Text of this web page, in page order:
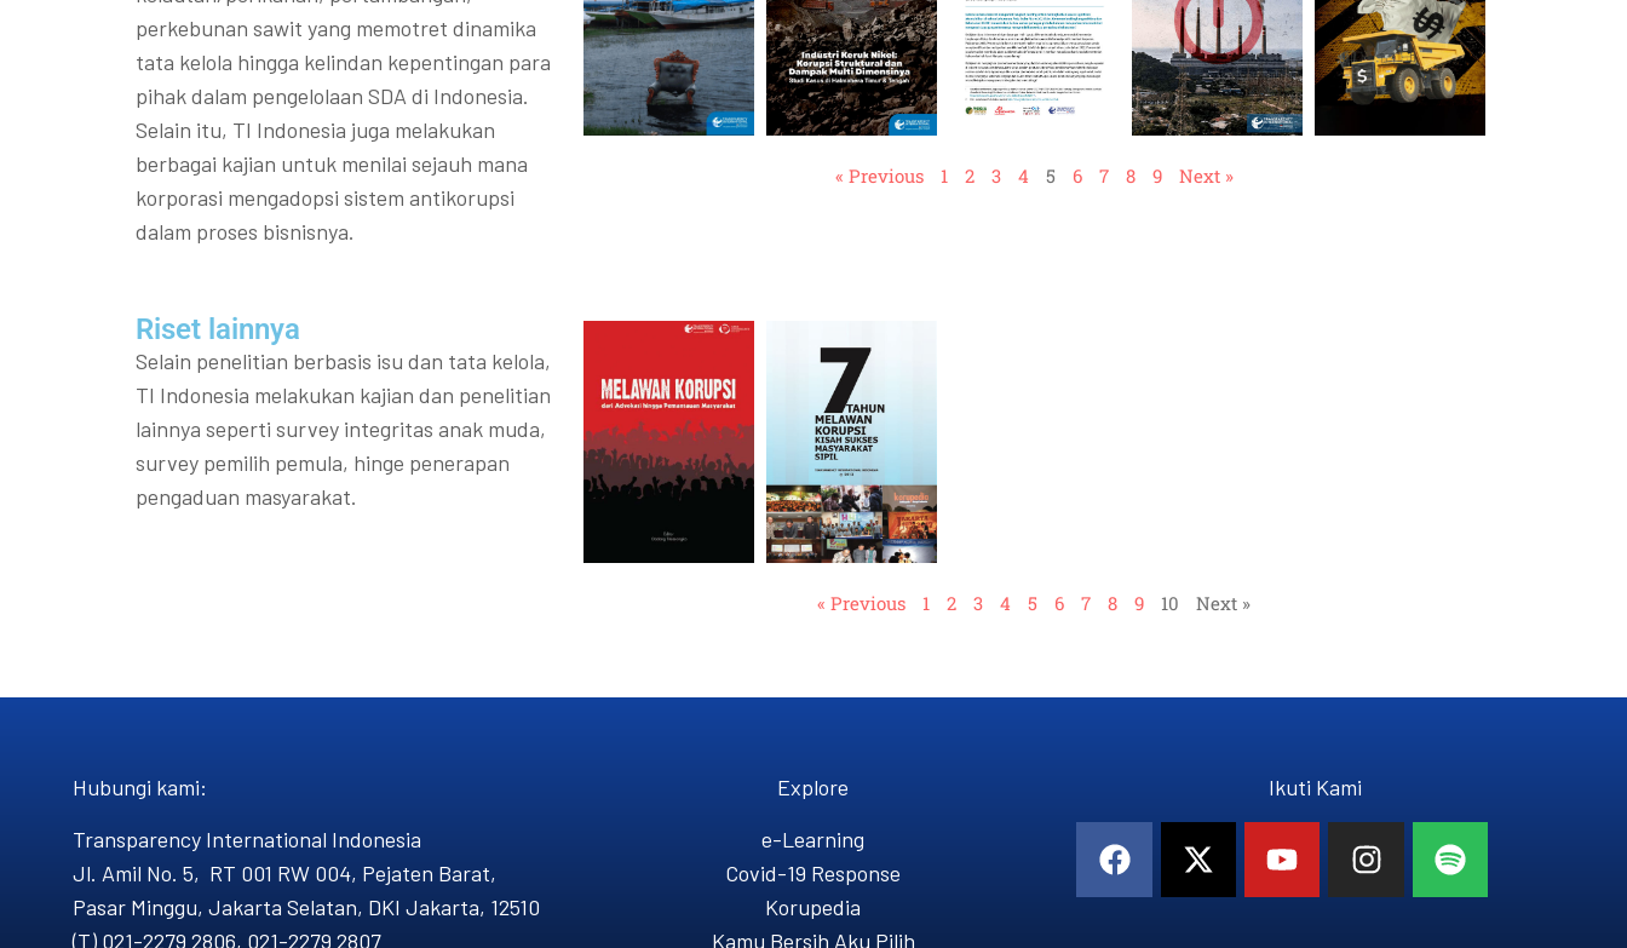
perkebunan sawit yang memotret dinamika
tata kelola hingga kelindan kepentingan para
pihak dalam pengelolaan SDA di Indonesia.
Selain itu, TI Indonesia juga melakukan
berbagai kajian untuk menilai sejauh mana
korporasi mengadopsi sistem antikorupsi
dalam proses bisnisnya.
« Previous 1 2 3 4 5 6 7 8 9 Next »
Riset lainnya​​
Selain penelitian berbasis isu dan tata kelola,
TI Indonesia melakukan kajian dan penelitian
lainnya seperti survey integritas anak muda,
survey pemilih pemula, hinge penerapan
pengaduan masyarakat.
« Previous 1 2 3 4 5 6 7 8 9 10 Next »
Hubungi kami​:
Transparency International Indonesia
Jl. Amil No. 5, RT 001 RW 004, Pejaten Barat,
Pasar Minggu, Jakarta Selatan, DKI Jakarta, 12510
(T) 021-2279 2806, 021-2279 2807
Explore
e-Learning
Covid-19 Response
Korupedia
Kamu Bersih Aku Pilih
Ikuti Kami